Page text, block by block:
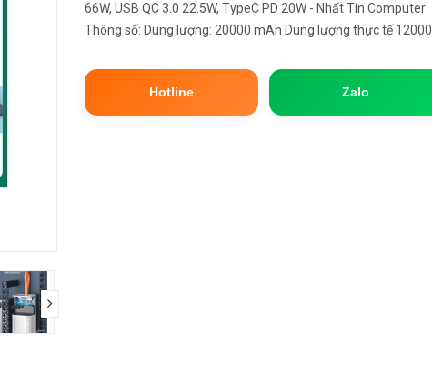
66W, USB QC 3.0 22.5W, TypeC PD 20W - Nhất Tín Computer
Thông số: Dung lượng: 20000 mAh Dung lượng thực tế 12000
QC 3.0 22.5W. Thiế...
Hotline
Zalo